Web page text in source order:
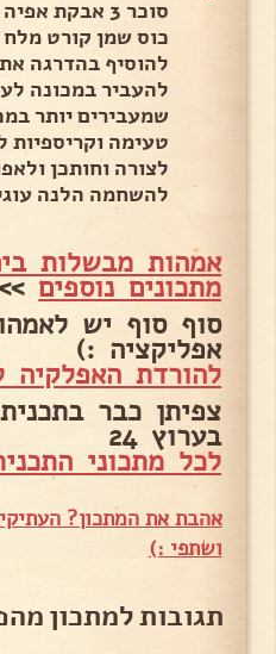
כוס שמן קורט
להוסיף בהדרגה
להעביר במכונה
שמעבירים יותר
טעימה וקריספיות
להשחמה הלנה
אמהות מבשלות
מתכונים נוספים
סוף סוף יש
אפליקציה :)
להורדת האפלקיה
צפיתן כבר
בערוץ 24
לכל מתכוני
אהבת את המתכון?
ושתפי :)
תגובות למתכון